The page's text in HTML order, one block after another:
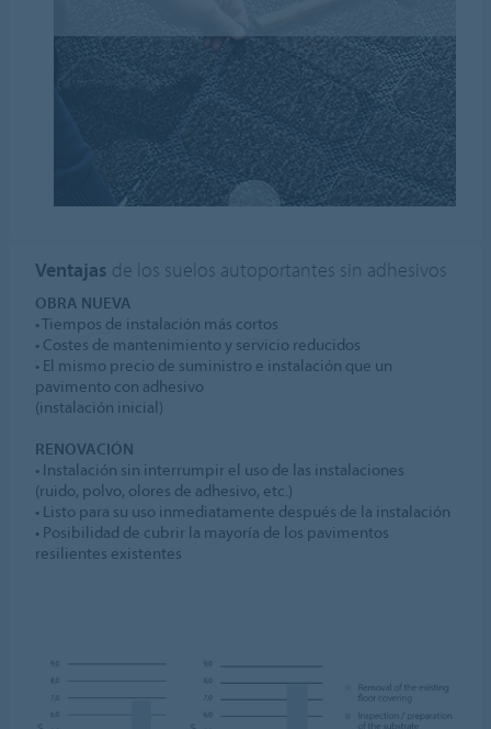
Ventajas de los suelos autoportantes sin adhesivos
OBRA NUEVA
• Tiempos de instalación más cortos
• Costes de mantenimiento y servicio reducidos
• El mismo precio de suministro e instalación que un
pavimento con adhesivo
(instalación inicial)
RENOVACIÓN
• Instalación sin interrumpir el uso de las instalaciones
(ruido, polvo, olores de adhesivo, etc.)
• Listo para su uso inmediatamente después de la instalación
• Posibilidad de cubrir la mayoría de los pavimentos
resilientes existentes